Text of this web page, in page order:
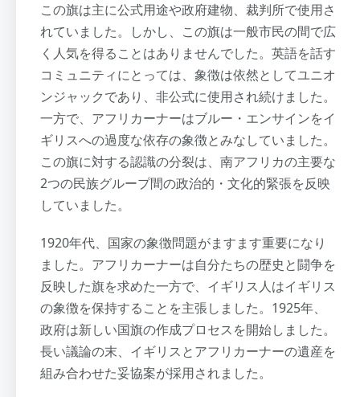
この旗は主に公式用途や政府建物、裁判所で使用さ
れていました。しかし、この旗は一般市民の間で広
く人気を得ることはありませんでした。英語を話す
コミュニティにとっては、象徴は依然としてユニオ
ンジャックであり、非公式に使用され続けました。
一方で、アフリカーナーはブルー・エンサインをイ
ギリスへの過度な依存の象徴とみなしていました。
この旗に対する認識の分裂は、南アフリカの主要な
2つの民族グループ間の政治的・文化的緊張を反映
していました。
1920年代、国家の象徴問題がますます重要になり
ました。アフリカーナーは自分たちの歴史と闘争を
反映した旗を求めた一方で、イギリス人はイギリス
の象徴を保持することを主張しました。1925年、
政府は新しい国旗の作成プロセスを開始しました。
長い議論の末、イギリスとアフリカーナーの遺産を
組み合わせた妥協案が採用されました。